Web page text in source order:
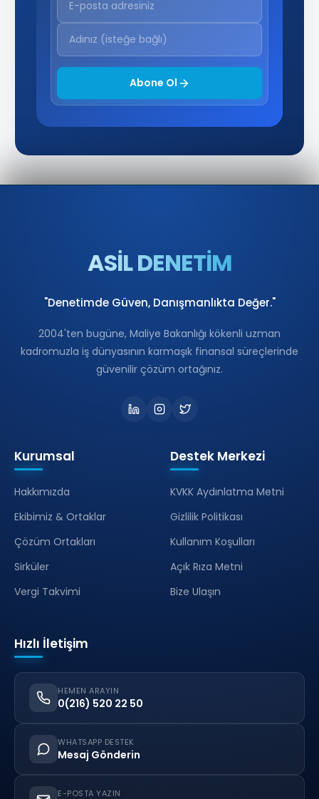
Abone Ol
ASİL DENETİM
"Denetimde Güven, Danışmanlıkta Değer."
2004'ten bugüne, Maliye Bakanlığı kökenli uzman
kadromuzla iş dünyasının karmaşık finansal süreçlerinde
güvenilir çözüm ortağınız.
Kurumsal
Hakkımızda
Ekibimiz & Ortaklar
Çözüm Ortakları
Sirküler
Vergi Takvimi
Destek Merkezi
KVKK Aydınlatma Metni
Gizlilik Politikası
Kullanım Koşulları
Açık Rıza Metni
Bize Ulaşın
Hızlı İletişim
HEMEN ARAYIN
0(216) 520 22 50
WHATSAPP DESTEK
Mesaj Gönderin
E-POSTA YAZIN